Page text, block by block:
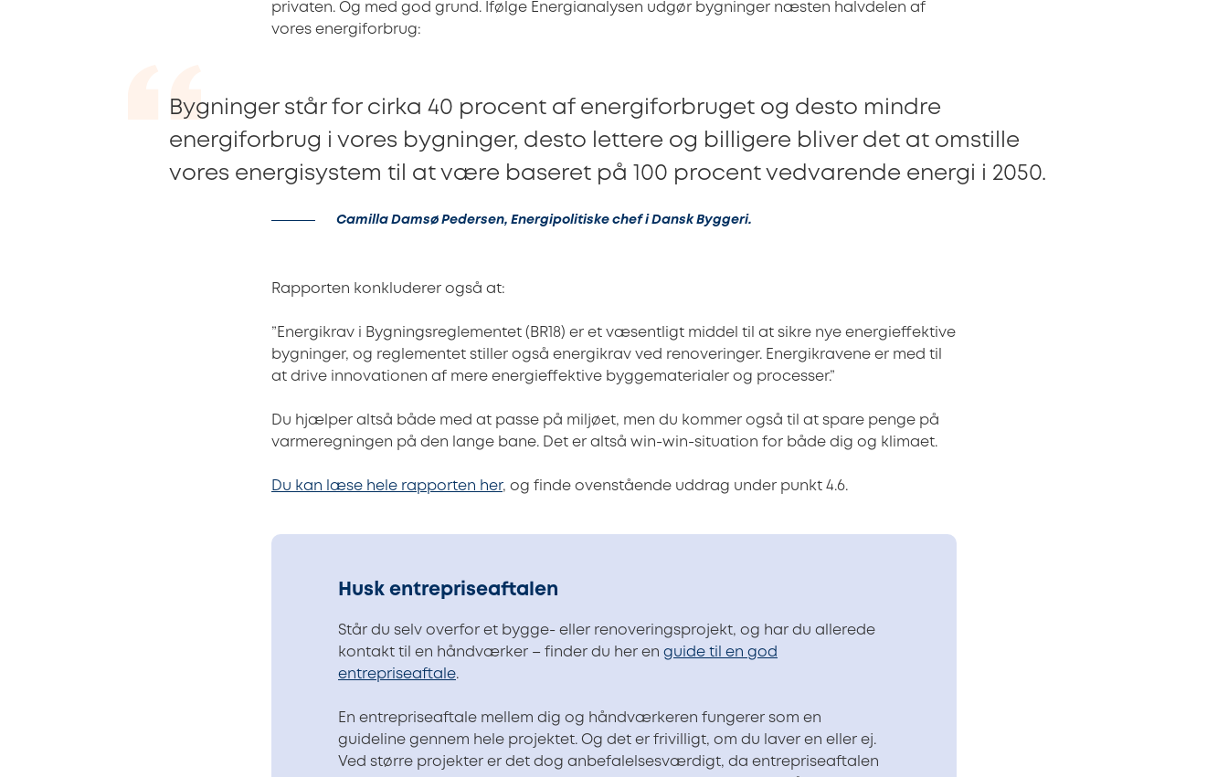
privaten. Og med god grund. Ifølge Energianalysen udgør bygninger næsten halvdelen af
vores energiforbrug:
Bygninger står for cirka 40 procent af energiforbruget og desto mindre
energiforbrug i vores bygninger, desto lettere og billigere bliver det at omstille
vores energisystem til at være baseret på 100 procent vedvarende energi i 2050.
Camilla Damsø Pedersen, Energipolitiske chef i Dansk Byggeri.
Rapporten konkluderer også at:
”Energikrav i Bygningsreglementet (BR18) er et væsentligt middel til at sikre nye energieffektive
bygninger, og reglementet stiller også energikrav ved renoveringer. Energikravene er med til
at drive innovationen af mere energieffektive byggematerialer og processer.”
Du hjælper altså både med at passe på miljøet, men du kommer også til at spare penge på
varmeregningen på den lange bane. Det er altså win-win-situation for både dig og klimaet.
Du kan læse hele rapporten her, og finde ovenstående uddrag under punkt 4.6.
Husk entrepriseaftalen
Står du selv overfor et bygge- eller renoveringsprojekt, og har du allerede
kontakt til en håndværker – finder du her en guide til en god
entrepriseaftale.
En entrepriseaftale mellem dig og håndværkeren fungerer som en
guideline gennem hele projektet. Og det er frivilligt, om du laver en eller ej.
Ved større projekter er det dog anbefalelsesværdigt, da entrepriseaftalen